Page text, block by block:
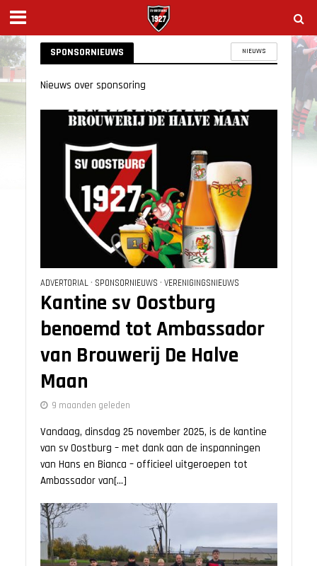
SPONSORNIEUWS NIEUWS
Nieuws over sponsoring
ADVERTORIAL • SPONSORNIEUWS • VERENIGINGSNIEUWS
Kantine sv Oostburg
benoemd tot Ambassador
van Brouwerij De Halve
Maan
9 maanden geleden
Vandaag, dinsdag 25 november 2025, is de kantine
van sv Oostburg – met dank aan de inspanningen
van Hans en Bianca – officieel uitgeroepen tot
Ambassador van[...]